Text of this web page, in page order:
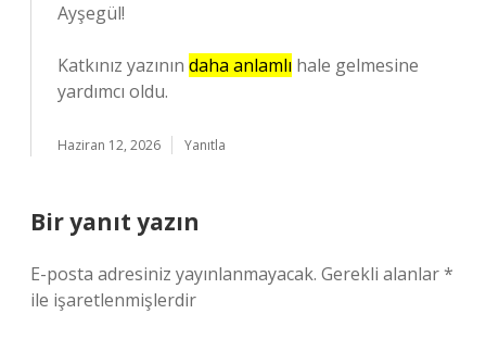
Ayşegül!
Katkınız yazının daha anlamlı hale gelmesine
yardımcı oldu.
Haziran 12, 2026 Yanıtla
Bir yanıt yazın
E-posta adresiniz yayınlanmayacak. Gerekli alanlar*
ile işaretlenmişlerdir